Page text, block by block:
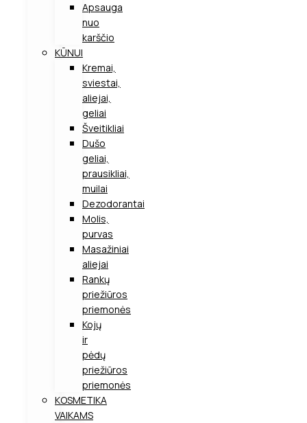
Apsauga
nuo
karščio
KŪNUI
Kremai,
sviestai,
aliejai,
geliai
Šveitikliai
Dušo
geliai,
prausikliai,
muilai
Dezodorantai
Molis,
purvas
Masažiniai
aliejai
Rankų
priežiūros
priemonės
Kojų
ir
pėdų
priežiūros
priemonės
KOSMETIKA
VAIKAMS